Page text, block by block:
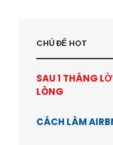
CHỦ ĐỂ HOT
SAU 1 THÁNG
LÒNG
CÁCH LÀM